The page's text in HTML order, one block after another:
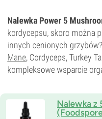
Nalewka Power 5
kordycepsu, skoro można
innych cenionych
Mane, Cordyceps, Turkey
kompleksowe wsparcie
Nalewka z